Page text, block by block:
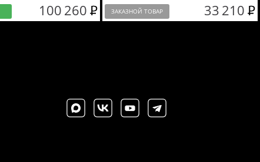
100 260 ЗАКАЗНОЙ ТОВАР 33 210